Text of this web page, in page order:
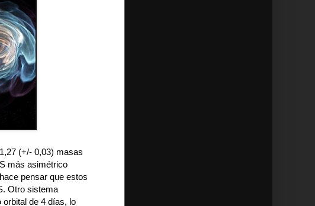
(+/- 0,03) masas
más asimétrico
pensar que estos
Otro sistema
de 4 días, lo